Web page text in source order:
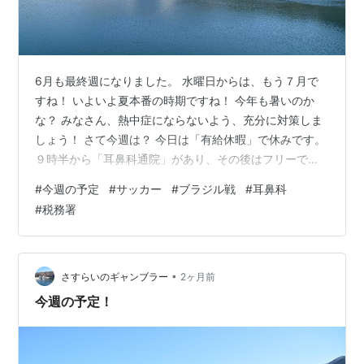
6月も最終週になりました。 水曜日からは、もう７月で
すね！ いよいよ夏本番の時期ですね！ 今年も暑いのか
な？ みなさん、熱中症にならないよう、充分に対策しま
しょう！ さて今週は？ 今日は「有給休暇」で休みです。
９時半から「耳鼻科通院」があり、その後はフリーです
事を済ませてきます。 税務署への用事は、ちょっと恥ず
かしくて、今は言えませんね（笑） 今週は３日勤務で、
非常に楽です。 毎週３日で、生活できれば一番いいので
すが、そういかないので。 火曜日の１時過ぎにはワール
ドカップの決勝Tで、日本VSブラジルの試合があります
ね！ 時間帯が夜中なので、…
#今週の予定 #サッカー #ブラジル戦 #耳鼻科
#税務署
さすらいのギャンブラー • 2ヶ月前
今週の予定！